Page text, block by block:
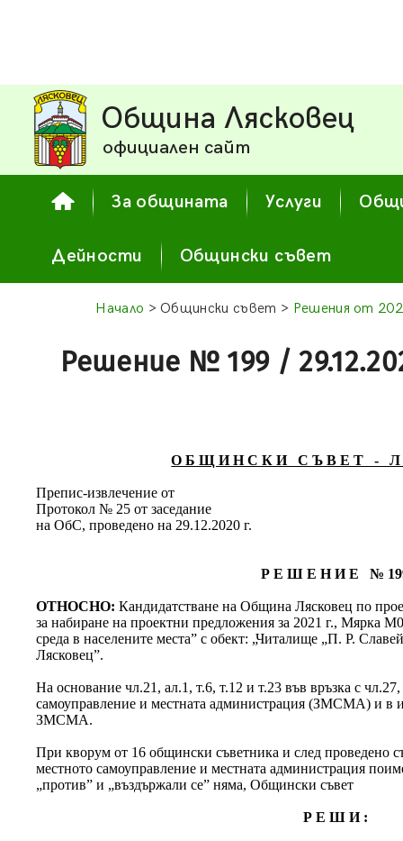
Община Лясковец
официален сайт
За общината Услуги
Дейности Общински съвет
Начало > Общински съвет > Решения от
Решение № 199 /
О Б Щ И Н С К И С Ъ В Е Т - Л
Препис-извлечение от
Протокол № 25 от заседание
на ОбС, проведено на 29.12.2020 г.
Р Е Ш Е Н И Е №
ОТНОСНО:Кандидатстване на Община Лясковец по
за набиране на проектни предложения за 2021 г., Мярка
среда в населените места” с обект: „Читалище „П. Р.
Лясковец”.
На основание чл.21, ал.1, т.6, т.12 и т.23 във връзка с
самоуправление и местната администрация (ЗМСМА) и в
ЗМСМА.
При кворум от 16 общински съветника и след проведено
местното самоуправление и местната администрация
„против” и „въздържали се” няма, Общински съвет
Р Е Ш И :